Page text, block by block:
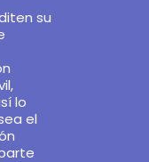
su
lo
el